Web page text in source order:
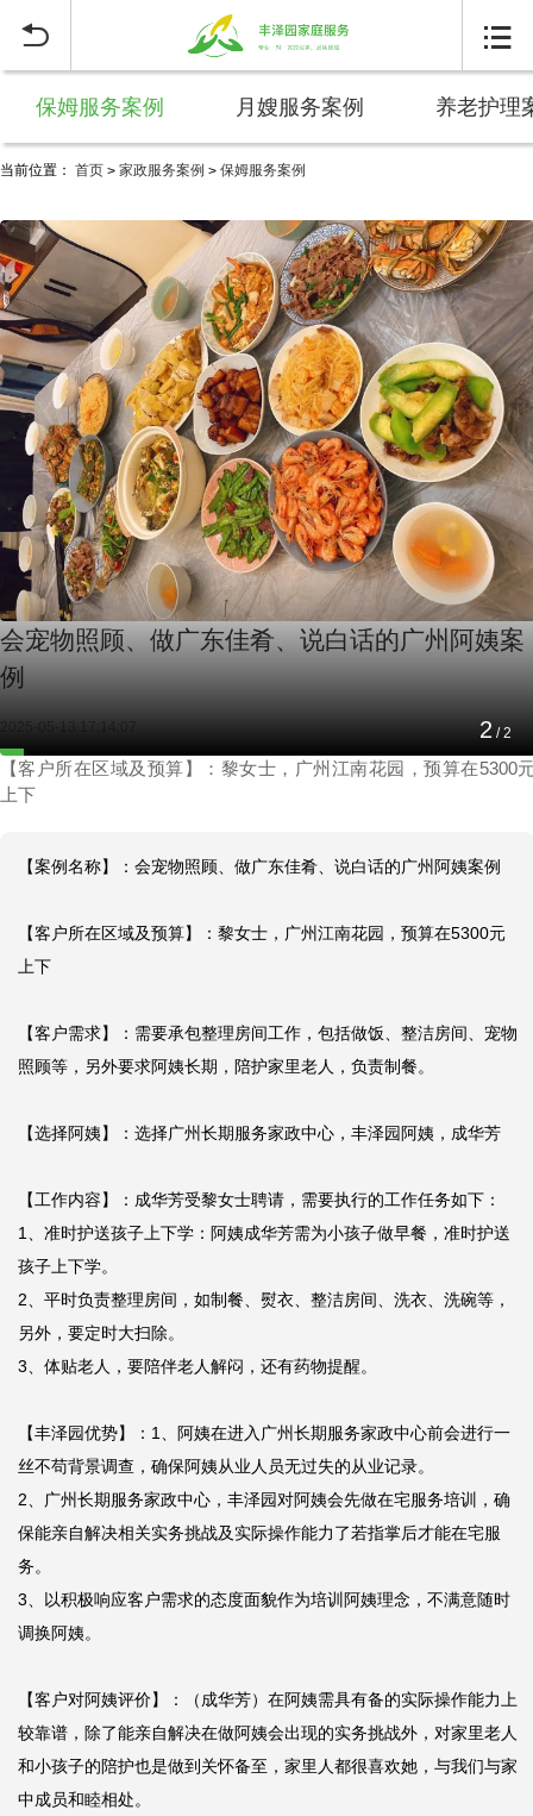
 
保姆服务案例 月嫂服务案例 养老护理
当前位置： 首页 > 家政服务案例 > 保姆服务案例
2 /2
会宠物照顾、做广东佳肴、说白话的广州阿姨案
例
2025-05-13 17:14:07
【客户所在区域及预算】：黎女士，广州江南花园，预算在5300
上下
【案例名称】：会宠物照顾、做广东佳肴、说白话的广州阿姨案例
【客户所在区域及预算】：黎女士，广州江南花园，预算在5300元
上下
【客户需求】：需要承包整理房间工作，包括做饭、整洁房间、宠物
照顾等，另外要求阿姨长期，陪护家里老人，负责制餐。
【选择阿姨】：选择广州长期服务家政中心，丰泽园阿姨，成华芳
【工作内容】：成华芳受黎女士聘请，需要执行的工作任务如下：
1、准时护送孩子上下学：阿姨成华芳需为小孩子做早餐，准时护送
孩子上下学。
2、平时负责整理房间，如制餐、熨衣、整洁房间、洗衣、洗碗等，
另外，要定时大扫除。
3、体贴老人，要陪伴老人解闷，还有药物提醒。
【丰泽园优势】：1、阿姨在进入广州长期服务家政中心前会进行一
丝不苟背景调查，确保阿姨从业人员无过失的从业记录。
2、广州长期服务家政中心，丰泽园对阿姨会先做在宅服务培训，确
保能亲自解决相关实务挑战及实际操作能力了若指掌后才能在宅服
务。
3、以积极响应客户需求的态度面貌作为培训阿姨理念，不满意随时
调换阿姨。
【客户对阿姨评价】：（成华芳）在阿姨需具有备的实际操作能力上
较靠谱，除了能亲自解决在做阿姨会出现的实务挑战外，对家里老人
和小孩子的陪护也是做到关怀备至，家里人都很喜欢她，与我们与家
中成员和睦相处。